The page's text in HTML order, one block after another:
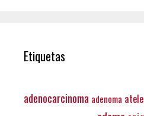
Etiquetas
adenocarcinoma adenoma